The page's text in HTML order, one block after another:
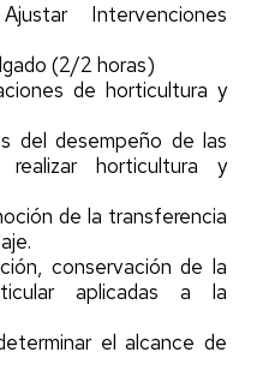
Intervenciones
(2/2 horas)
de horticultura y
del desempeño de las
realizar horticultura y
de la transferencia
conservación de la
aplicadas a la
el alcance de